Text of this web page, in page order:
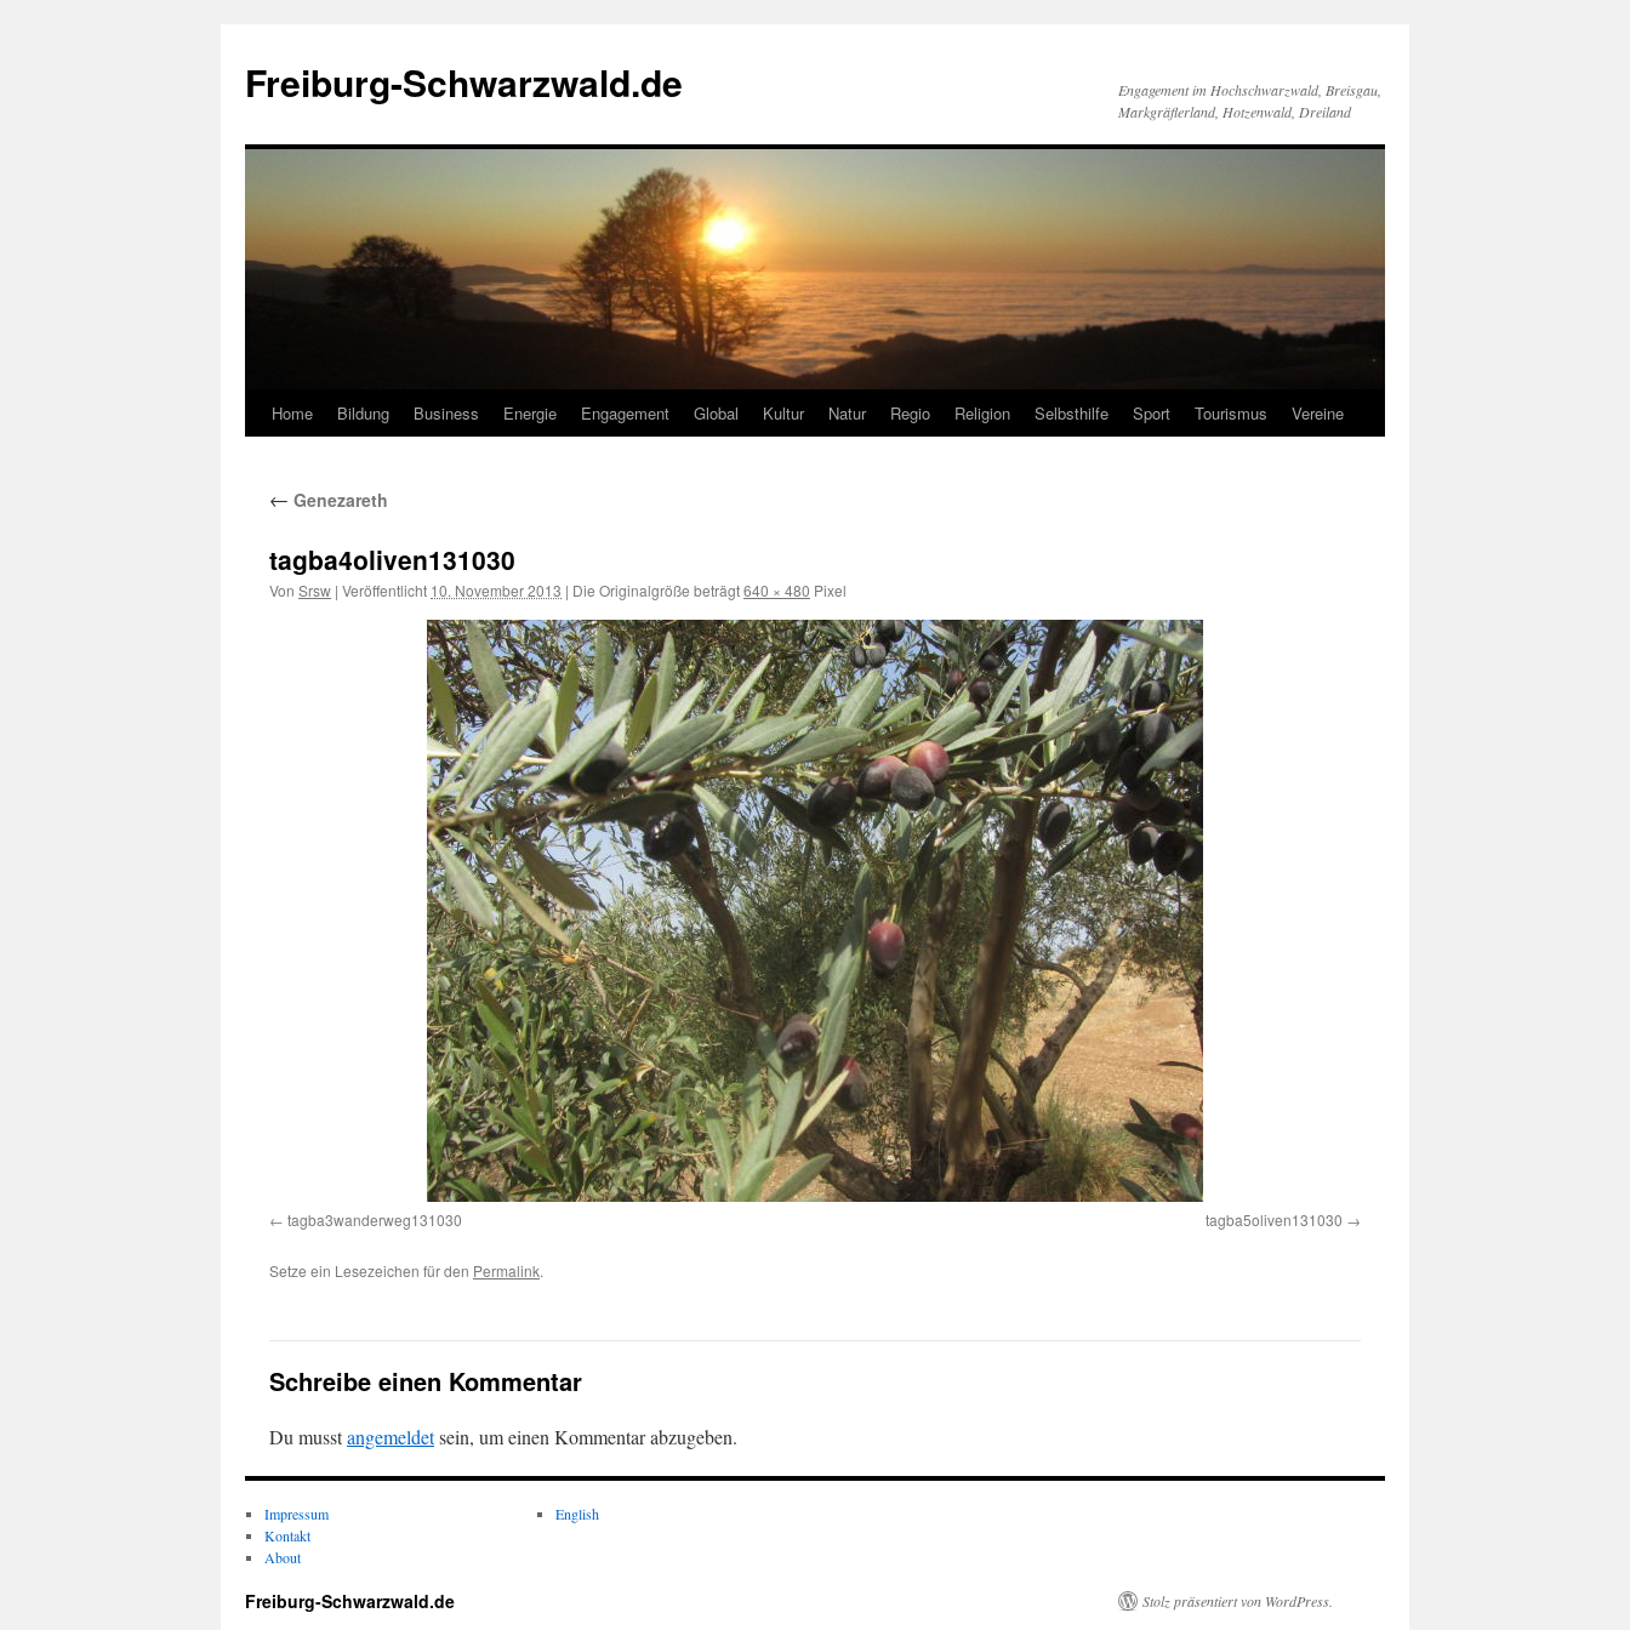
springen
Freiburg-Schwarzwald.de
Engagement im Hochschwarzwald, Breisgau,
Markgräflerland, Hotzenwald, Dreiland
Home Bildung Business Energie Engagement Global Kultur Natur Regio Religion Selbsthilfe Sport Tourismus Vereine
← Genezareth
tagba4oliven131030
Von Srsw | Veröffentlicht 10. November 2013 | Die Originalgröße beträgt640 × 480 Pixel
tagba3wanderweg131030 tagba5oliven131030
Setze ein Lesezeichen für den Permalink.
Schreibe einen Kommentar
Du musstangemeldetsein, um einen Kommentar abzugeben.
Impressum
Kontakt
About
English
Freiburg-Schwarzwald.de Stolz präsentiert von WordPress.